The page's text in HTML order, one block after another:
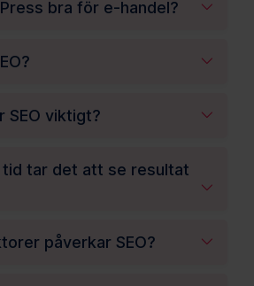
bra för e-handel?
SEO viktigt?
tid tar det att se resultat
påverkar SEO?